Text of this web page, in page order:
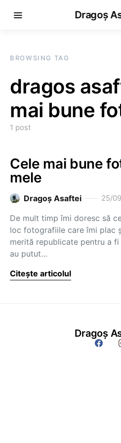
Dragoș
BROWSING TAG
dragos
mai bune
1 post
Cele mai bune
mele
Dragoş Asaftei 25/
De mult timp îmi doresc să
loc fotografiile care îmi plac
merită republicate pentru a
au putut…
Citește articolul
Dragoș